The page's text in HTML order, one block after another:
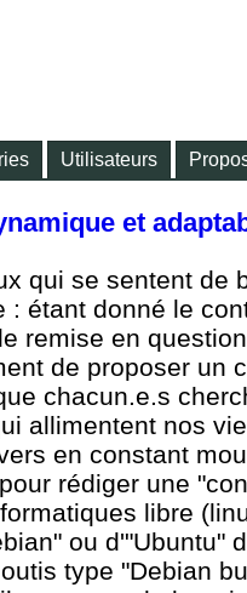
Utilisateurs
et
qui se sentent de
: étant donné le
remise en
de proposer un
chacun.e.s
allimentent nos
en constant
rédiger une
libre
ou d'"Ubuntu"
type "Debian